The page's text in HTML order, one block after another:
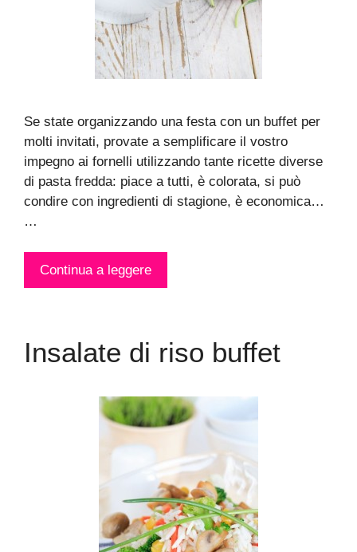
Se state organizzando una festa con un buffet per
molti invitati, provate a semplificare il vostro
impegno ai fornelli utilizzando tante ricette diverse
di pasta fredda: piace a tutti, è colorata, si può
condire con ingredienti di stagione, è economica…
…
Continua a leggere
Insalate di riso buffet